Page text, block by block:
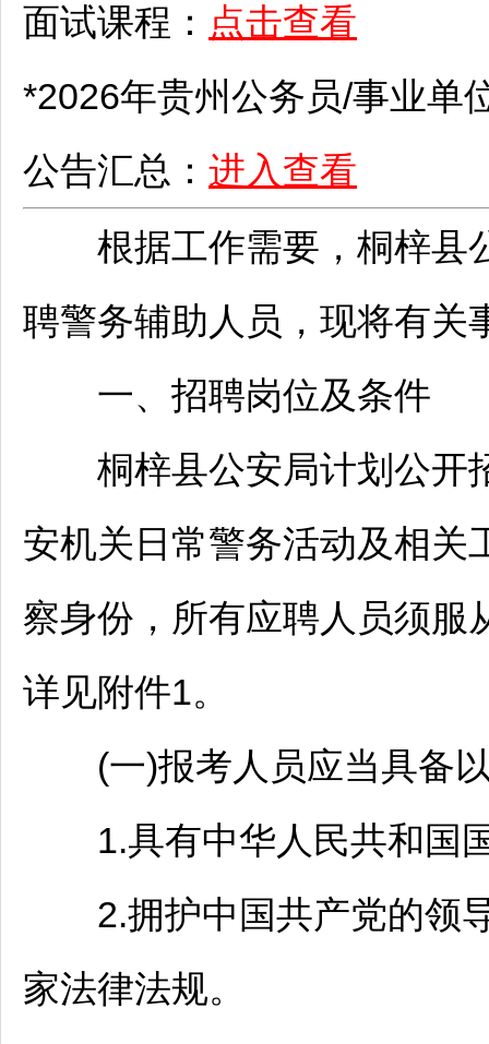
面试课程： 点击查看
*2026年贵州公务员/事业单
公告汇总： 进入查看
根据工作需要， 桐梓县
聘警务辅助人员，现将有关
一、 招聘岗位及条件
桐梓县公安局计划公开
安机关日常警务活动及相关
察身份，所有应聘人员须服
详见附件1。
(一)报考人员应当具备
1.具有中华人民共和国
2.拥护中国共产党的领导
家法律法规。